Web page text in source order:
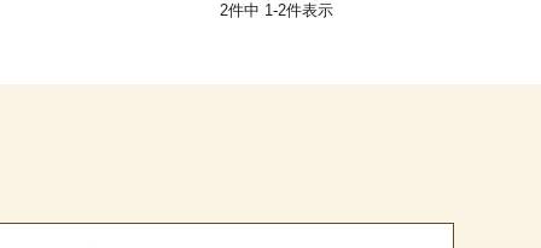
2件中 1-2件表示